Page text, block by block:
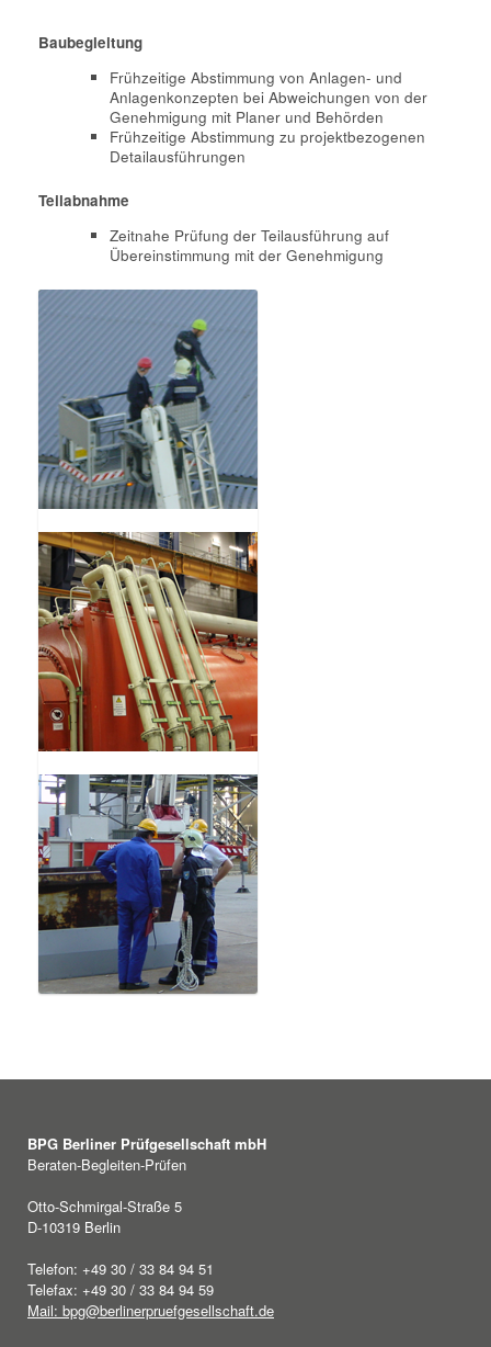
Baubegleitung
Frühzeitige Abstimmung von Anlagen- und
Anlagenkonzepten bei Abweichungen von der
Genehmigung mit Planer und Behörden
Frühzeitige Abstimmung zu projektbezogenen
Detailausführungen
Teilabnahme
Zeitnahe Prüfung der Teilausführung auf
Übereinstimmung mit der Genehmigung
BPG Berliner Prüfgesellschaft mbH
Beraten-Begleiten-Prüfen
Otto-Schmirgal-Straße 5
D-10319 Berlin
Telefon: +49 30 / 33 84 94 51
Telefax: +49 30 / 33 84 94 59
Mail: bpg@berlinerpruefgesellschaft.de